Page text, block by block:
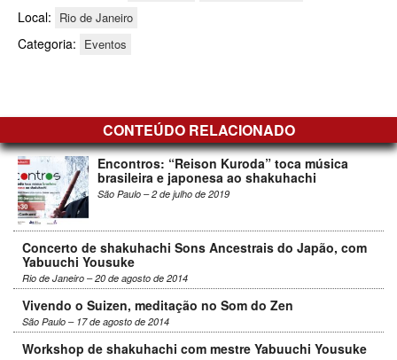
Local: Rio de Janeiro
Categoria: Eventos
CONTEÚDO RELACIONADO
Encontros: “Reison Kuroda” toca música
brasileira e japonesa ao shakuhachi
São Paulo – 2 de julho de 2019
Concerto de shakuhachi Sons Ancestrais do Japão, com
Yabuuchi Yousuke
Rio de Janeiro – 20 de agosto de 2014
Vivendo o Suizen, meditação no Som do Zen
São Paulo – 17 de agosto de 2014
Workshop de shakuhachi com mestre Yabuuchi Yousuke